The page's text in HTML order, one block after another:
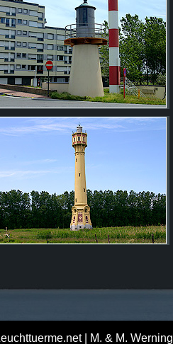
| M. & M. Werning